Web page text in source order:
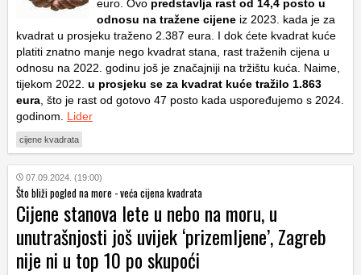
euro. Ovo predstavlja rast od 14,4 posto u
odnosu na tražene cijene iz 2023. kada je za
kvadrat u prosjeku traženo 2.387 eura. I dok ćete kvadrat kuće
platiti znatno manje nego kvadrat stana, rast traženih cijena u
odnosu na 2022. godinu još je značajniji na tržištu kuća. Naime,
tijekom 2022. u prosjeku se za kvadrat kuće tražilo 1.863
eura , što je rast od gotovo 47 posto kada uspoređujemo s 2024.
godinom. Lider
cijene kvadrata
07.09.2024. (19:00)
Što bliži pogled na more - veća cijena kvadrata
Cijene stanova lete u nebo na moru, u
unutrašnjosti još uvijek ‘prizemljene’, Zagreb
nije ni u top 10 po skupoći